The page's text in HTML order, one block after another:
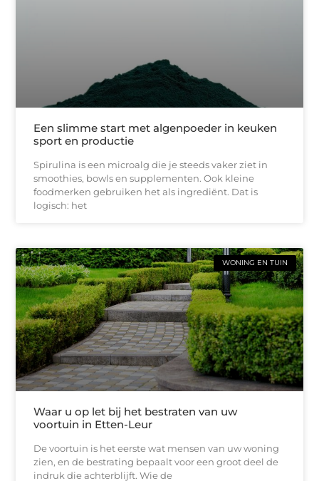
Een slimme start met algenpoeder in keuken
sport en productie
Spirulina is een microalg die je steeds vaker ziet in
smoothies, bowls en supplementen. Ook kleine
foodmerken gebruiken het als ingrediënt. Dat is
logisch: het
WONING EN TUIN
Waar u op let bij het bestraten van uw
voortuin in Etten-Leur
De voortuin is het eerste wat mensen van uw woning
zien, en de bestrating bepaalt voor een groot deel de
indruk die achterblijft. Wie de